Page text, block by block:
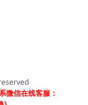
微信在线客服：